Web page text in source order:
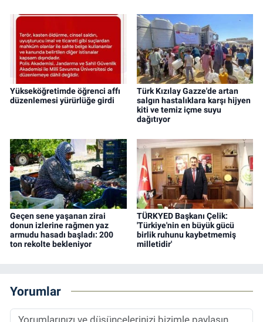
Yükseköğretimde öğrenci affı
düzenlemesi yürürlüğe girdi
Türk Kızılay Gazze'de artan
salgın hastalıklara karşı hijyen
kiti ve temiz içme suyu
dağıtıyor
Geçen sene yaşanan zirai
donun izlerine rağmen yaz
armudu hasadı başladı: 200
ton rekolte bekleniyor
TÜRKYED Başkanı Çelik:
'Türkiye'nin en büyük gücü
birlik ruhunu kaybetmemiş
milletidir'
Yorumlar